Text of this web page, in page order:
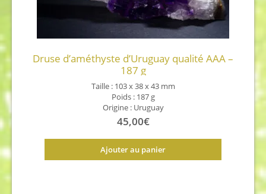
Druse d’améthyste d’Uruguay qualité AAA –
187 g
Taille : 103 x 38 x 43 mm
Poids : 187 g
Origine : Uruguay
45,00€
Ajouter au panier